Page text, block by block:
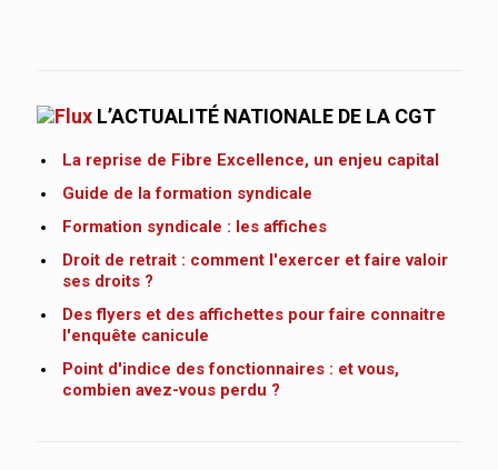
L’ACTUALITÉ NATIONALE DE LA CGT
La reprise de Fibre Excellence, un enjeu capital
Guide de la formation syndicale
Formation syndicale : les affiches
Droit de retrait : comment l'exercer et faire valoir
ses droits ?
Des flyers et des affichettes pour faire connaitre
l'enquête canicule
Point d'indice des fonctionnaires : et vous,
combien avez-vous perdu ?